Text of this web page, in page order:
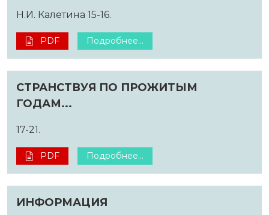
Н.И. Калетина 15-16.
PDF Подробнее...
СТРАНСТВУЯ ПО ПРОЖИТЫМ
ГОДАМ...
17-21.
PDF Подробнее...
ИНФОРМАЦИЯ